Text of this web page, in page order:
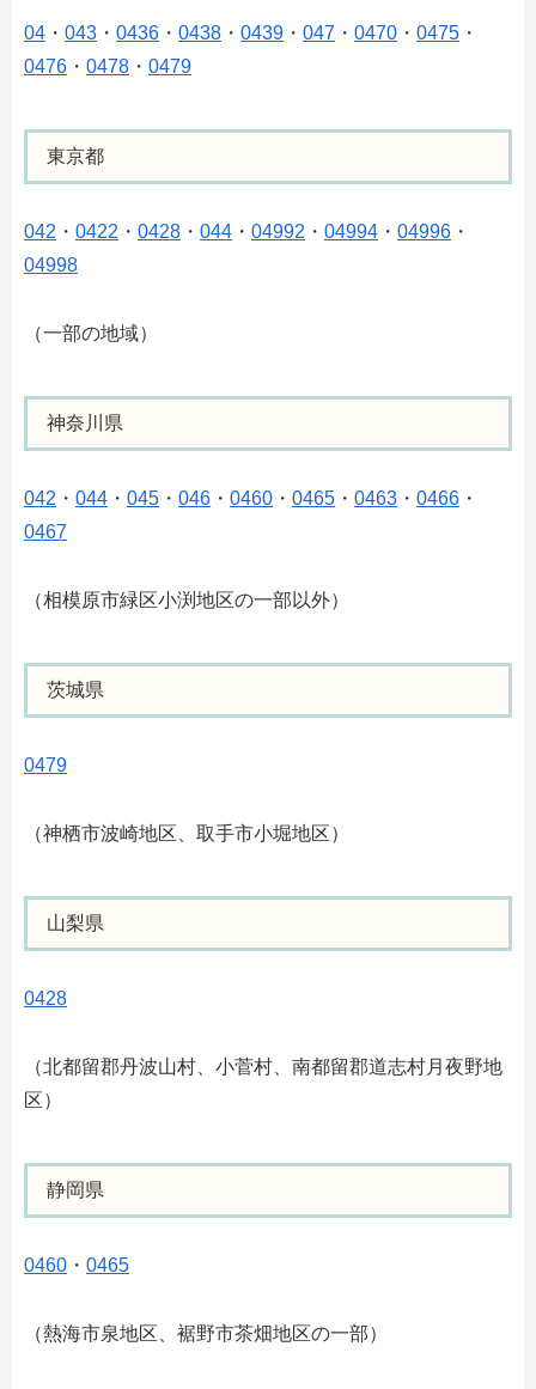
04 ・ 043 ・ 0436 ・ 0438 ・ 0439 ・ 047 ・ 0470 ・ 0475 ・
0476 ・ 0478 ・ 0479
東京都
042 ・ 0422 ・ 0428 ・ 044 ・ 04992 ・ 04994 ・ 04996 ・
04998
（一部の地域）
神奈川県
042 ・ 044 ・ 045 ・ 046 ・ 0460 ・ 0465 ・ 0463 ・ 0466 ・
0467
（相模原市緑区小渕地区の一部以外）
茨城県
0479
（神栖市波崎地区、取手市小堀地区）
山梨県
0428
（北都留郡丹波山村、小菅村、南都留郡道志村月夜野地
区）
静岡県
0460 ・ 0465
（熱海市泉地区、裾野市茶畑地区の一部）